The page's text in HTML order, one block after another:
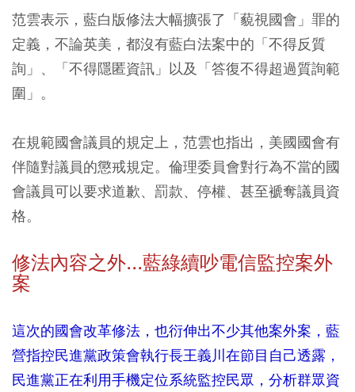
范雲表示，藍白版修法大幅擴張了「藐視國會」罪的
定義，不論英美，都沒有藍白法案中的「不得反質
詢」、「不得隱匿資訊」以及「答復不得超過質詢範
圍」。
在規範國會議員的規定上，范雲也指出，美國國會有
伴隨對議員的懲戒規定。倫理委員會對行為不當的國
會議員可以要求道歉、罰款、停權、甚至褫奪議員資
格。
修法內容之外...藍綠續吵電信監控案外
案
這次的國會改革修法，也衍伸出不少其他案外案，藍
營指控民進黨政策會執行長王義川在節目自己透露，
民進黨正在利用手機定位系統監控民眾，分析群眾資